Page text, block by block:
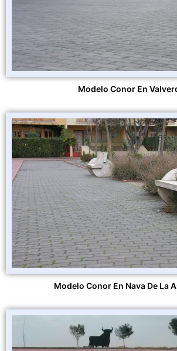
Modelo Conor En
Modelo Conor En Nava De La